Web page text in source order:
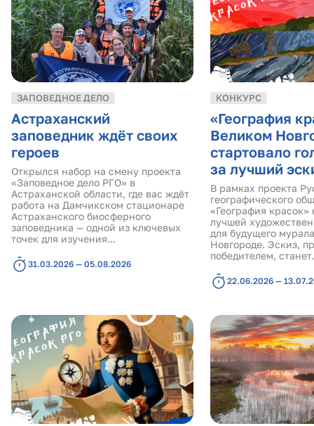
ЗАПОВЕДНОЕ ДЕЛО
Астраханский
заповедник ждёт своих
героев
Открылся набор на смену проекта
«Заповедное дело РГО» в
Астраханской области, где вас ждёт
работа на Дамчикском стационаре
Астраханского биосферного
заповедника — одной из ключевых
точек для изучения...
31.03.2026 — 05.08.2026
КОНКУРС
«География
Великом
стартовало
за лучший
В рамках проекта
географического
«География красок»
лучшей
для будущего
Новгороде. Эскиз,
победителем,
22.06.2026 —